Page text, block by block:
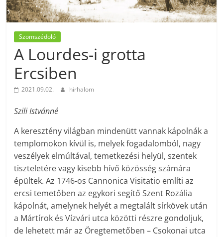
Szomszédoló
A Lourdes-i grotta
Ercsiben
2021.09.02. hirhalom
Szili Istvánné
A keresztény világban mindenütt vannak kápolnák a
templomokon kívül is, melyek fogadalomból, nagy
veszélyek elmúltával, temetkezési helyül, szentek
tiszteletére vagy kisebb hívő közösség számára
épültek. Az 1746-os Cannonica Visitatio említi az
ercsi temetőben az egykori segítő Szent Rozália
kápolnát, amelynek helyét a megtalált sírkövek után
a Mártírok és Vízvári utca közötti részre gondoljuk,
de lehetett már az Öregtemetőben – Csokonai utca